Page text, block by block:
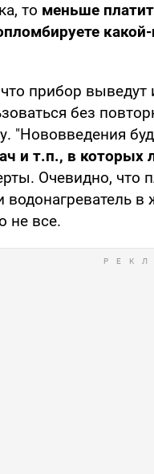
то меньше
прибор
без
"Нововведения
и т.п., в которых
Очевидно, что
водонагреватель
не все.